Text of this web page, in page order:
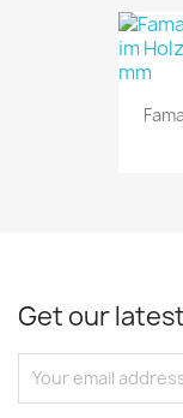
Get our